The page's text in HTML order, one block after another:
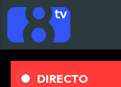
DIRECTO